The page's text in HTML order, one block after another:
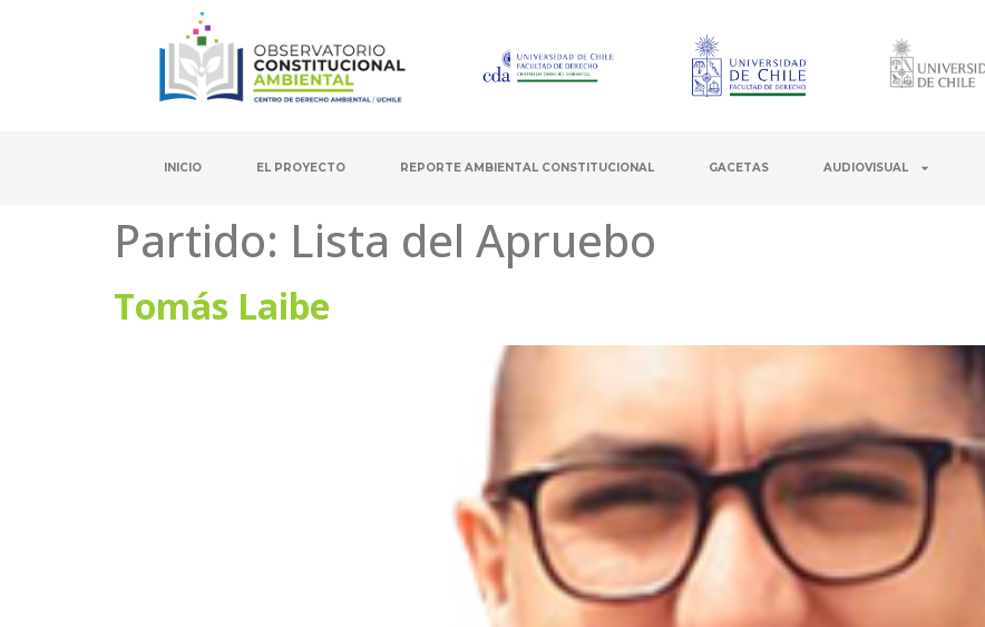
INICIO EL PROYECTO REPORTE AMBIENTAL CONSTITUCIONAL GACETAS AUDIOVISUAL
Partido: Lista del Apruebo
Tomás Laibe